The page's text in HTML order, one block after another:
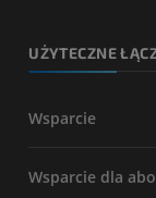
UŻYTECZNE
Wsparcie
Wsparcie dla